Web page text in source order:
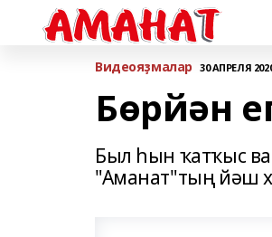
Bидеояҙмалар 30 АПРЕЛЯ
Бөрйән
Был һын ҡатҡыс
"Аманат"тың йәш